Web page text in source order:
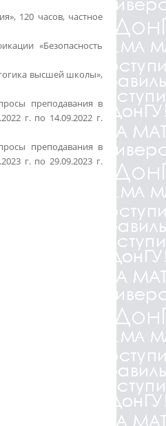
120 часов, частное
«Безопасность
высшей школы»,
преподавания в
г. по 14.09.2022 г.
преподавания в
г. по 29.09.2023 г.